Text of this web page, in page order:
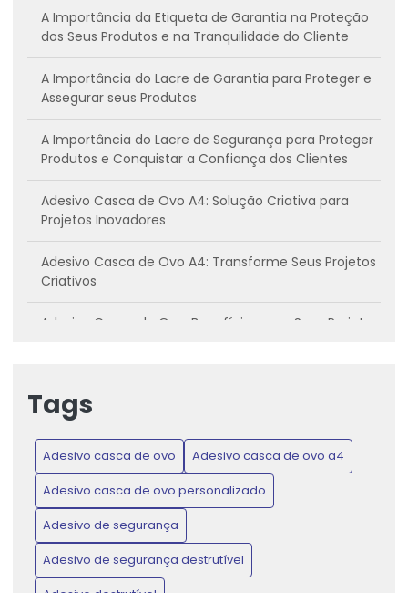
A Importância da Etiqueta de Garantia na Proteção
dos Seus Produtos e na Tranquilidade do Cliente
A Importância do Lacre de Garantia para Proteger e
Assegurar seus Produtos
A Importância do Lacre de Segurança para Proteger
Produtos e Conquistar a Confiança dos Clientes
Adesivo Casca de Ovo A4: Solução Criativa para
Projetos Inovadores
Adesivo Casca de Ovo A4: Transforme Seus Projetos
Criativos
Adesivo Casca de Ovo: Benefícios para Seus Projetos
como utilizar
Adesivo Casca de Ovo: Inovação para Projetos
Criativos e Práticos
Adesivo Casca de Ovo: Proteja Produtos e Ganhe
Confiança do Consumidor
Adesivo Casca de Ovo: Transforme Seus Projetos de
Artesanato e Decoração
Tags
Adesivo casca de ovo
Adesivo casca de ovo a4
Adesivo casca de ovo personalizado
Adesivo de segurança
Adesivo de segurança destrutível